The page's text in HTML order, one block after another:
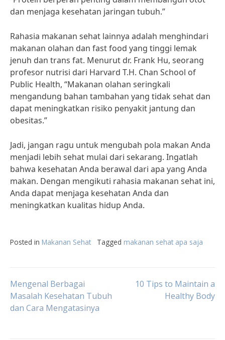
dan menjaga kesehatan jaringan tubuh.”
Rahasia makanan sehat lainnya adalah menghindari
makanan olahan dan fast food yang tinggi lemak
jenuh dan trans fat. Menurut dr. Frank Hu, seorang
profesor nutrisi dari Harvard T.H. Chan School of
Public Health, “Makanan olahan seringkali
mengandung bahan tambahan yang tidak sehat dan
dapat meningkatkan risiko penyakit jantung dan
obesitas.”
Jadi, jangan ragu untuk mengubah pola makan Anda
menjadi lebih sehat mulai dari sekarang. Ingatlah
bahwa kesehatan Anda berawal dari apa yang Anda
makan. Dengan mengikuti rahasia makanan sehat ini,
Anda dapat menjaga kesehatan Anda dan
meningkatkan kualitas hidup Anda.
Posted in Makanan Sehat Tagged makanan sehat apa saja
Post
navigation
Mengenal Berbagai
Masalah Kesehatan Tubuh
dan Cara Mengatasinya
10 Tips to Maintain a
Healthy Body